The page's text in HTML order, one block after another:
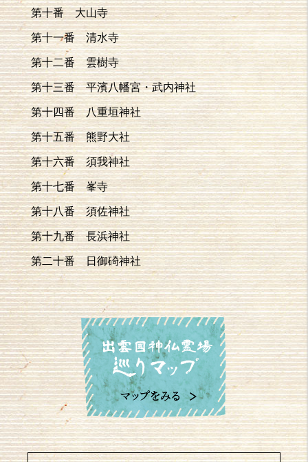
第十番 大山寺
第十一番 清水寺
第十二番 雲樹寺
第十三番 平濱八幡宮・武内神社
第十四番 八重垣神社
第十五番 熊野大社
第十六番 須我神社
第十七番 峯寺
第十八番 須佐神社
第十九番 長浜神社
第二十番 日御碕神社